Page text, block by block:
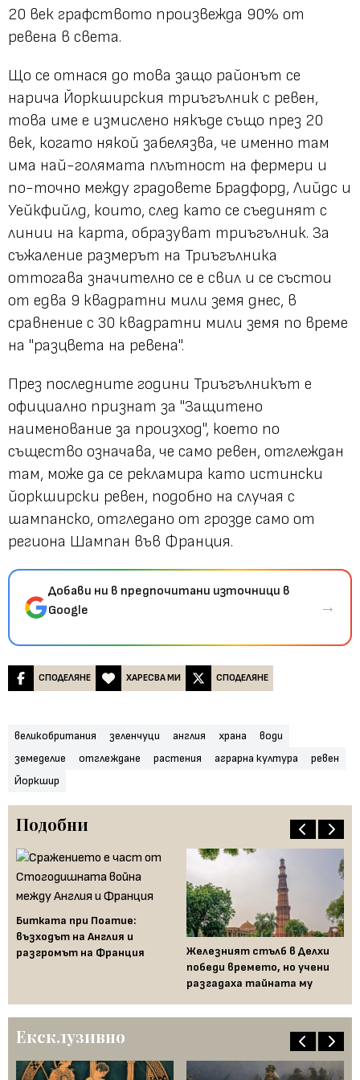
20 век графството произвежда 90% от
ревена в света.
Що се отнася до това защо районът се
нарича Йоркширския триъгълник с ревен,
това име е измислено някъде също през 20
век, когато някой забелязва, че именно там
има най-голямата плътност на фермери и
по-точно между градовете Брадфорд, Лийдс и
Уейкфийлд, които, след като се съединят с
линии на карта, образуват триъгълник. За
съжаление размерът на Триъгълника
оттогава значително се е свил и се състои
от едва 9 квадратни мили земя днес, в
сравнение с 30 квадратни мили земя по време
на "разцвета на ревена".
През последните години Триъгълникът е
официално признат за "Защитено
наименование за произход", което по
същество означава, че само ревен, отглеждан
там, може да се рекламира като истински
йоркширски ревен, подобно на случая с
шампанско, отгледано от грозде само от
региона Шампан във Франция.
Добави ни в предпочитани източници в
Google
→
СПОДЕЛЯНЕ ХАРЕСВА МИ СПОДЕЛЯНЕ
великобритания зеленчуци англия храна
води
земеделие
отглеждане растения аграрна култура
ревен
Йоркшир
Подобни
Битката при Поатие:
възходът на Англия и
разгромът на Франция
Железният стълб в Делхи
победи времето, но учени
разгадаха тайната му
Ексклузивно